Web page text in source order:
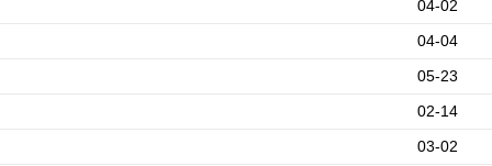
04-02
04-04
05-23
02-14
03-02